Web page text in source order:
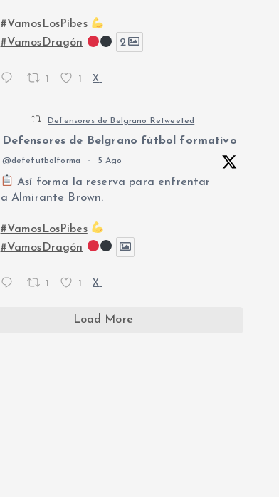
#VamosLosPibes
#VamosDragón
2
1 1 X
Defensores de Belgrano Retweeted
Defensores de Belgrano fútbol formativo
@defefutbolforma · 5 Ago
Así forma la reserva para enfrentar
a Almirante Brown.
#VamosLosPibes
#VamosDragón
1 1 X
Load More